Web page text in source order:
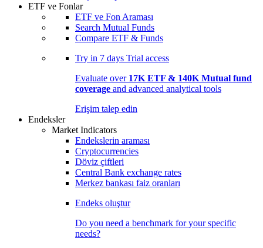
ETF ve Fonlar
ETF ve Fon Araması
Search Mutual Funds
Compare ETF & Funds
Try in 7 days Trial access
Evaluate over 17K ETF & 140K Mutual fund
coverage and advanced analytical tools
Erişim talep edin
Endeksler
Market Indicators
Endekslerin araması
Cryptocurrencies
Döviz çiftleri
Central Bank exchange rates
Merkez bankası faiz oranları
Endeks oluştur
Do you need a benchmark for your specific
needs?